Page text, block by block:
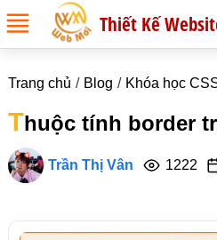
Thiết Kế
Trang chủ Blog Khóa học
Thuộc tính border
Trần Thị Vân 1222